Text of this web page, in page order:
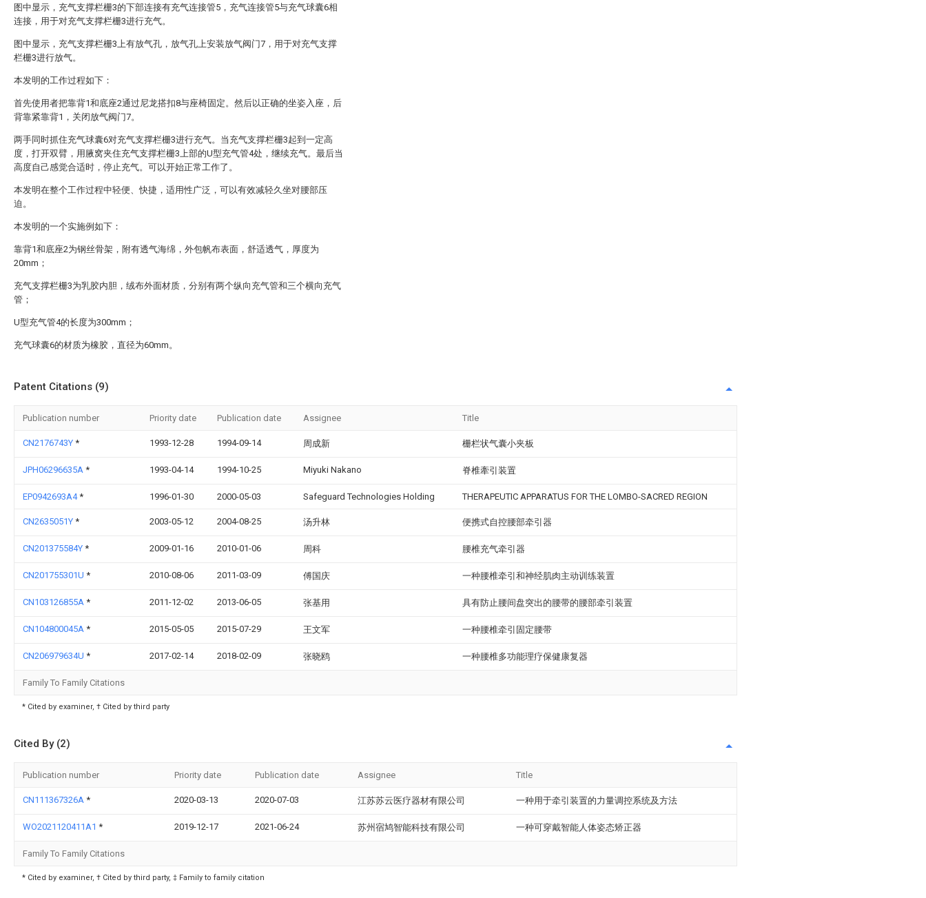
图中显示，充气支撑栏栅3的下部连接有充气连接管5，充气连接管5与充气球囊6相
连接，用于对充气支撑栏栅3进行充气。
图中显示，充气支撑栏栅3上有放气孔，放气孔上安装放气阀门7，用于对充气支撑
栏栅3进行放气。
本发明的工作过程如下：
首先使用者把靠背1和底座2通过尼龙搭扣8与座椅固定。然后以正确的坐姿入座，后
背靠紧靠背1，关闭放气阀门7。
两手同时抓住充气球囊6对充气支撑栏栅3进行充气。当充气支撑栏栅3起到一定高
度，打开双臂，用腋窝夹住充气支撑栏栅3上部的U型充气管4处，继续充气。最后当
高度自己感觉合适时，停止充气。可以开始正常工作了。
本发明在整个工作过程中轻便、快捷，适用性广泛，可以有效减轻久坐对腰部压
迫。
本发明的一个实施例如下：
靠背1和底座2为钢丝骨架，附有透气海绵，外包帆布表面，舒适透气，厚度为
20mm；
充气支撑栏栅3为乳胶内胆，绒布外面材质，分别有两个纵向充气管和三个横向充气
管；
U型充气管4的长度为300mm；
充气球囊6的材质为橡胶，直径为60mm。
Patent Citations (9)
Publication number Priority date Publication date Assignee Title
CN2176743Y * 1993-12-28 1994-09-14 周成新 栅栏状气囊小夹板
JPH06296635A * 1993-04-14 1994-10-25 Miyuki Nakano 脊椎牽引装置
EP0942693A4* 1996-01-30 2000-05-03 Safeguard Technologies Holding THERAPEUTIC APPARATUS FOR THE LOMBO-SACRED REGION
CN2635051Y * 2003-05-12 2004-08-25 汤升林 便携式自控腰部牵引器
CN201375584Y * 2009-01-16 2010-01-06 周科 腰椎充气牵引器
CN201755301U * 2010-08-06 2011-03-09 傅国庆 一种腰椎牵引和神经肌肉主动训练装置
CN103126855A * 2011-12-02 2013-06-05 张基用 具有防止腰间盘突出的腰带的腰部牵引装置
CN104800045A * 2015-05-05 2015-07-29 王文军 一种腰椎牵引固定腰带
CN206979634U * 2017-02-14 2018-02-09 张晓鸥 一种腰椎多功能理疗保健康复器
Family To Family Citations
* Cited by examiner, † Cited by third party
Cited By (2)
Publication number Priority date Publication date Assignee Title
CN111367326A * 2020-03-13 2020-07-03 江苏苏云医疗器材有限公司 一种用于牵引装置的力量调控系统及方法
WO2021120411A1 * 2019-12-17 2021-06-24 苏州宿鸠智能科技有限公司 一种可穿戴智能人体姿态矫正器
Family To Family Citations
* Cited by examiner, † Cited by third party, ‡ Family to family citation